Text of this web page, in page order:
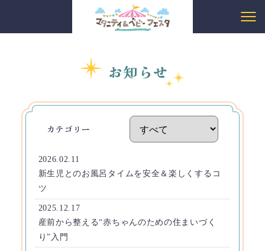
お知らせ
カテゴリー
2026.02.11
新生児とのお風呂タイムを安全＆楽しくするコ
ツ
2025.12.17
産前から整える“赤ちゃんのための住まいづく
り”入門